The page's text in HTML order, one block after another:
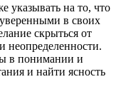
указывать на то, что
в своих
скрыться от
неопределенности.
в понимании и
и найти ясность